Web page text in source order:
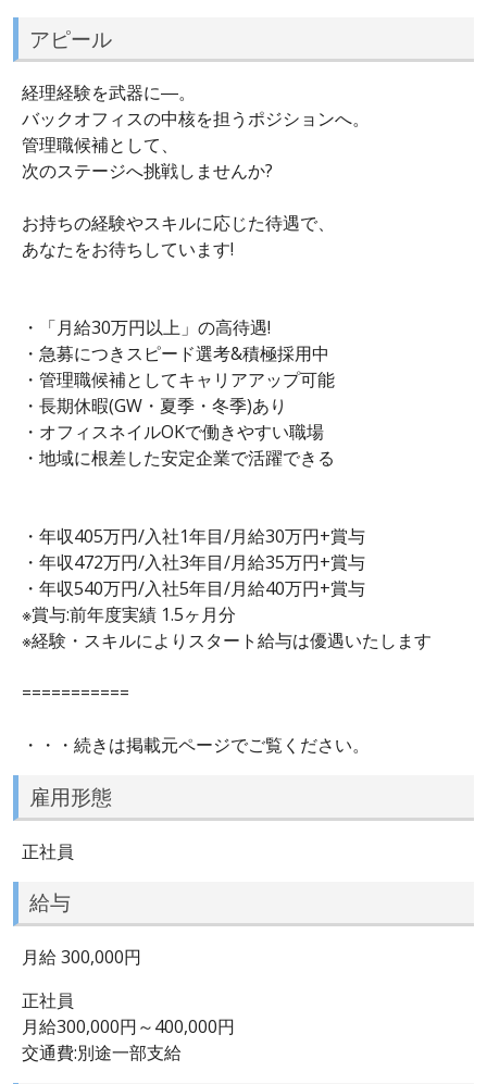
アピール
経理経験を武器に―。
バックオフィスの中核を担うポジションへ。
管理職候補として、
次のステージへ挑戦しませんか?
お持ちの経験やスキルに応じた待遇で、
あなたをお待ちしています!
・「月給30万円以上」の高待遇!
・急募につきスピード選考&積極採用中
・管理職候補としてキャリアアップ可能
・長期休暇(GW・夏季・冬季)あり
・オフィスネイルOKで働きやすい職場
・地域に根差した安定企業で活躍できる
・年収405万円/入社1年目/月給30万円+賞与
・年収472万円/入社3年目/月給35万円+賞与
・年収540万円/入社5年目/月給40万円+賞与
※賞与:前年度実績 1.5ヶ月分
※経験・スキルによりスタート給与は優遇いたします
===========
・・・続きは掲載元ページでご覧ください。
雇用形態
正社員
給与
月給 300,000円
正社員
月給300,000円～400,000円
交通費:別途一部支給